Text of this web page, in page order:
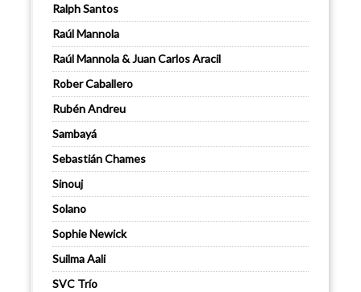
Ralph Santos
Raúl Mannola
Raúl Mannola & Juan Carlos Aracil
Rober Caballero
Rubén Andreu
Sambayá
Sebastián Chames
Sinouj
Solano
Sophie Newick
Suilma Aali
SVC Trío